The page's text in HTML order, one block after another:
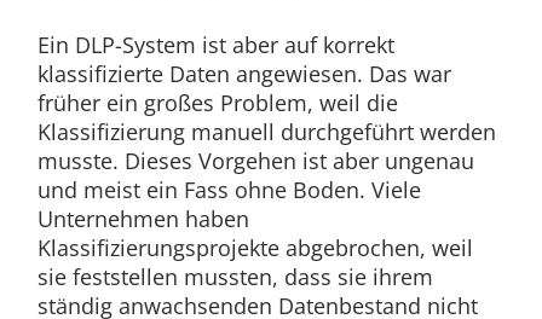
Ein DLP-System ist aber auf korrekt
klassifizierte Daten angewiesen. Das war
früher ein großes Problem, weil die
Klassifizierung manuell durchgeführt werden
musste. Dieses Vorgehen ist aber ungenau
und meist ein Fass ohne Boden. Viele
Unternehmen haben
Klassifizierungsprojekte abgebrochen, weil
sie feststellen mussten, dass sie ihrem
ständig anwachsenden Datenbestand nicht